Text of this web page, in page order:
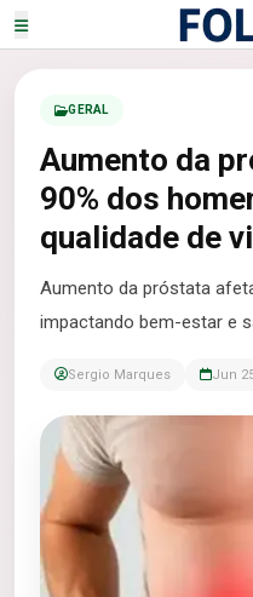
GERAL
Aumento da
90% dos
qualidade de
Aumento da próstata
impactando bem-estar e
Sergio Marques Jun